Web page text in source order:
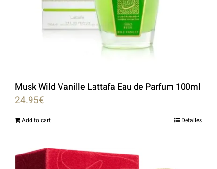
Musk Wild Vanille Lattafa Eau de Parfum 100ml
24.95€
Add to cart Detalles